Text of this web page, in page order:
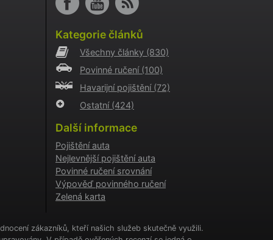
Kategorie článků
Všechny články (830)
Povinné ručení (100)
Havarijní pojištění (72)
Ostatní (424)
Další informace
Pojištění auta
Nejlevnější pojištění auta
Povinné ručení srovnání
Výpověď povinného ručení
Zelená karta
zákazníků, kteří našich služeb skutečně využili.